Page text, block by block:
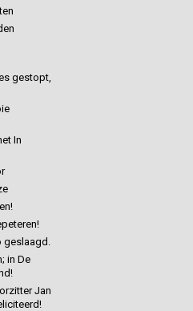
gestopt,
In
geslaagd.
in De
Jan